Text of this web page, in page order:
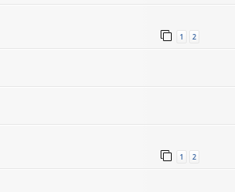
1 2
1 2